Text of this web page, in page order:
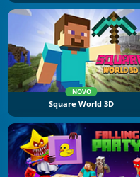
NOVO
Square World 3D